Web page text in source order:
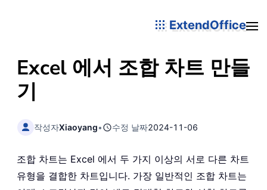
ExtendOffice
Excel 에서 조합 차트 만들
기
작성자Xiaoyang• 수정 날짜2024-11-06
조합 차트는 Excel 에서 두 가지 이상의 서로 다른 차트
유형을 결합한 차트입니다. 가장 일반적인 조합 차트는